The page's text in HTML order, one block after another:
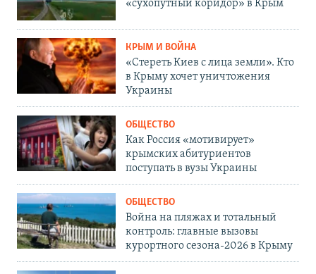
«сухопутный коридор» в Крым
КРЫМ И ВОЙНА
«Стереть Киев с лица земли». Кто
в Крыму хочет уничтожения
Украины
ОБЩЕСТВО
Как Россия «мотивирует»
крымских абитуриентов
поступать в вузы Украины
ОБЩЕСТВО
Война на пляжах и тотальный
контроль: главные вызовы
курортного сезона-2026 в Крыму